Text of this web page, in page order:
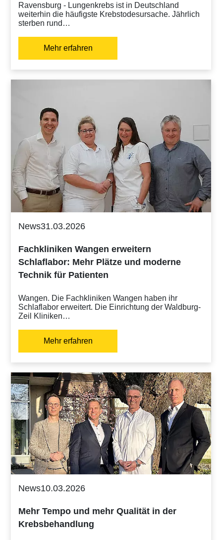
Ravensburg - Lungenkrebs ist in Deutschland
weiterhin die häufigste Krebstodesursache. Jährlich
sterben rund…
Mehr erfahren
News31.03.2026
Fachkliniken Wangen erweitern
Schlaflabor: Mehr Plätze und moderne
Technik für Patienten
Wangen. Die Fachkliniken Wangen haben ihr
Schlaflabor erweitert. Die Einrichtung der Waldburg-
Zeil Kliniken…
Mehr erfahren
News10.03.2026
Mehr Tempo und mehr Qualität in der
Krebsbehandlung